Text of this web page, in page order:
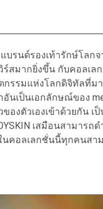
แบรนด์รองเท้ารักษ์โลก
ร์สมากยิ่งขึ้น กับคอลเล
รรมแห่งโลกดิจิทัลที่ม
อันเป็นเอกลักษณ์ของ
ของตัวเองเข้าด้วยกัน
เสมือนสามารถ
นคอลเลกชั่นนี้ทุกคนส